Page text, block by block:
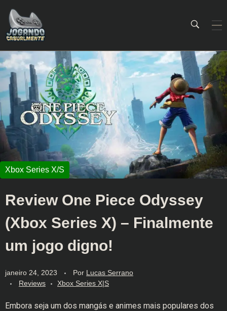
Jogando Casualmente
Review One Piece Odyssey
(Xbox Series X) – Finalmente
um jogo digno!
janeiro 24, 2023 Por Lucas Serrano
Reviews
Xbox Series X|S
Embora seja um dos mangás e animes mais populares dos